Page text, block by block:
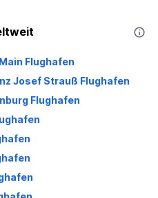
Flughafen
Josef Strauß Flughafen
Flughafen